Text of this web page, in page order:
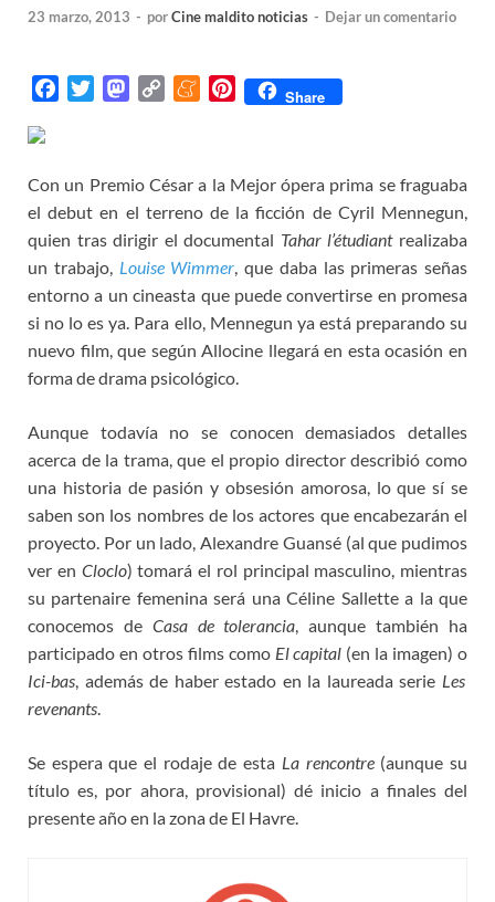
23 marzo, 2013 - porCine maldito noticias - Dejar un comentario
b
o
o
k
t
e
r
M
o
d
o
n
L
n
k
M
a
m
e
P
e
r
e
s
t
Share
Con un Premio César a la Mejor ópera prima se fraguaba
el debut en el terreno de la ficción de Cyril Mennegun,
quien tras dirigir el documental Tahar l’étudiantrealizaba
un trabajo, Louise Wimmer, que daba las primeras señas
entorno a un cineasta que puede convertirse en promesa
si no lo es ya. Para ello, Mennegun ya está preparando su
nuevo film, que según Allocine llegará en esta ocasión en
forma de drama psicológico.
Aunque todavía no se conocen demasiados detalles
acerca de la trama, que el propio director describió como
una historia de pasión y obsesión amorosa, lo que sí se
saben son los nombres de los actores que encabezarán el
proyecto. Por un lado, Alexandre Guansé (al que pudimos
ver en Cloclo) tomará el rol principal masculino, mientras
su partenaire femenina será una Céline Sallette a la que
conocemos deCasa de tolerancia, aunque también ha
participado en otros films comoEl capital (en la imagen) o
Ici-bas, además de haber estado en la laureada serie Les
revenants.
Se espera que el rodaje de esta La rencontre(aunque su
título es, por ahora, provisional) dé inicio a finales del
presente año en la zona de El Havre.